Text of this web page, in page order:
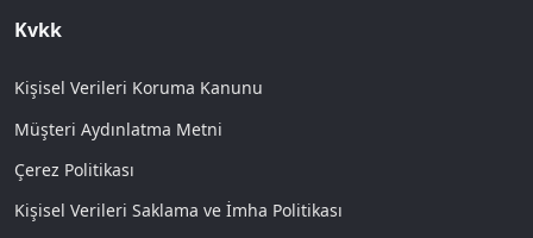
Kvkk
Kişisel Verileri Koruma Kanunu
Müşteri Aydınlatma Metni
Çerez Politikası
Kişisel Verileri Saklama ve İmha Politikası